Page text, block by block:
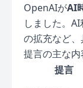
OpenAIがAI
しました。
の拡充など、
提言の主な内
提言